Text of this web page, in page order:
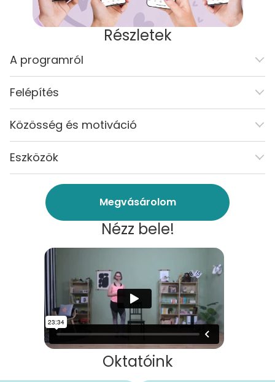
Részletek
A programról
Felépítés
Közösség és motiváció
Eszközök
Megvásárolom
Nézz bele!
Oktatóink